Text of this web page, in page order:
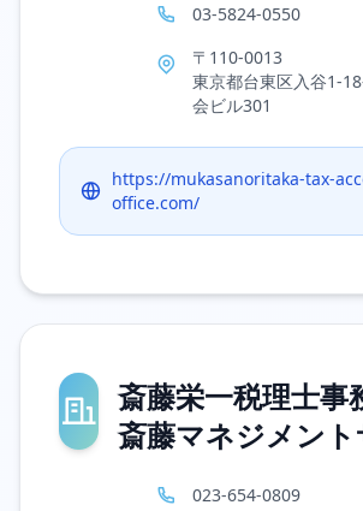
03-5824-0550
〒110-0013
東京都台東区入谷1-
会ビル301
https://mukasanoritaka-tax-
office.com/
斎藤栄一税理士事
斎藤マネジメン
023-654-0809